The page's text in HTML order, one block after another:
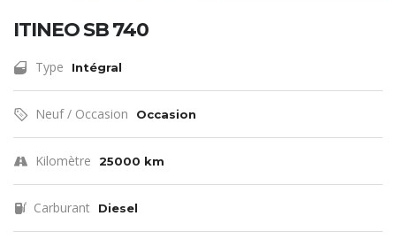
ITINEO SB 740
Type Intégral
Neuf / Occasion Occasion
Kilomètre 25000 km
Carburant Diesel